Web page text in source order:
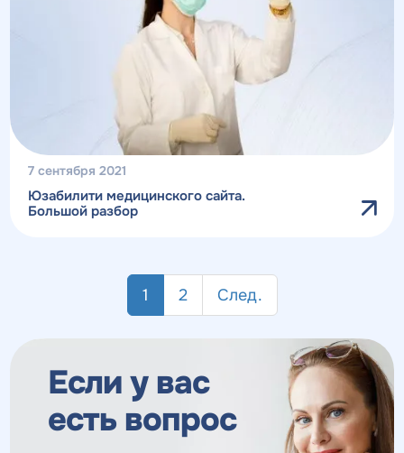
7 сентября 2021
Юзабилити медицинского сайта.
Большой разбор
1 2 След.
Если у вас
есть вопрос